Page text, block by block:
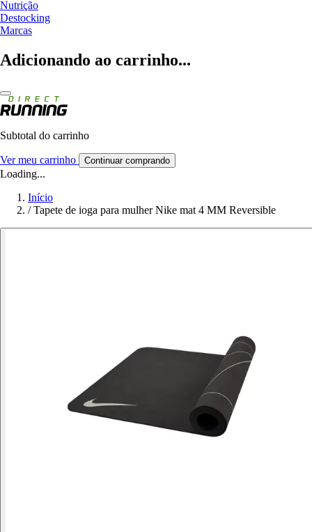
Nutrição
Destocking
Marcas
Adicionando ao carrinho...
Subtotal do carrinho
Ver meu carrinho Continuar comprando
Loading...
Início
/ Tapete de ioga para mulher Nike mat 4 MM Reversible